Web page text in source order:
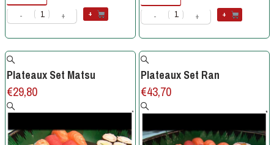
- + + - + +
Plateaux Set Matsu
€29,80
Plateaux Set Ran
€43,70